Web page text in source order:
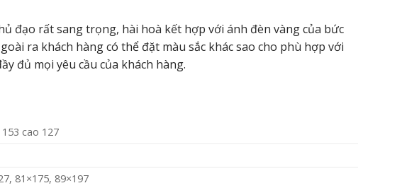
đạo rất sang trọng, hài hoà kết hợp với ánh đèn vàng của bức
ra khách hàng có thể đặt màu sắc khác sao cho phù hợp với
đủ mọi yêu cầu của khách hàng.
cao 127
81×175, 89×197